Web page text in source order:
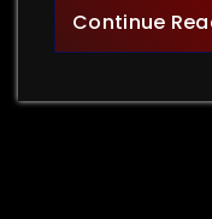
Continue